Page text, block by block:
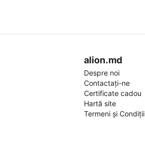
alion.md
Despre noi
Contactați-ne
Certificate cadou
Hartă site
Termeni și Condiții